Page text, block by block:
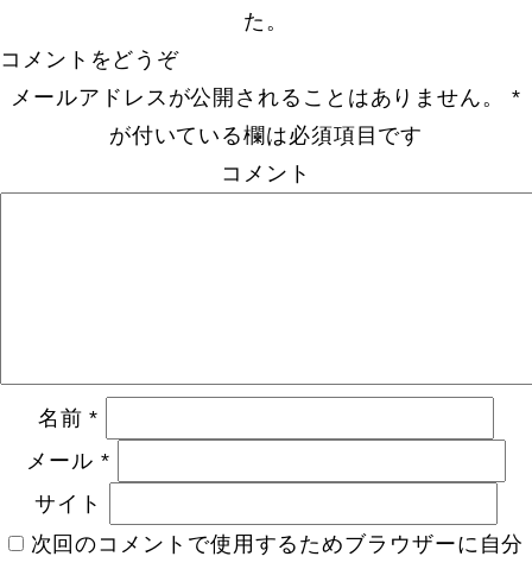
た。
コメントをどうぞ
メールアドレスが公開されることはありません。
*
が付いている欄は必須項目です
コメント
名前*
メール *
サイト
次回のコメントで使用するためブラウザーに自分